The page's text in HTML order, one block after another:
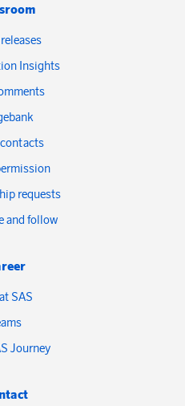
Insights
requests
and follow
SAS
Journey